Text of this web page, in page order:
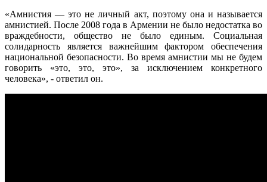
«Амнистия — это не личный акт, поэтому она и называется
амнистией. После 2008 года в Армении не было недостатка во
враждебности, общество не было единым. Социальная
солидарность является важнейшим фактором обеспечения
национальной безопасности. Во время амнистии мы не будем
говорить «это, это, это», за исключением конкретного
человека», - ответил он.